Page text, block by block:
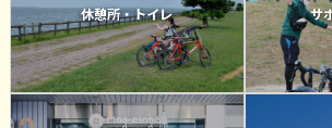
休憩所・トイレ サ